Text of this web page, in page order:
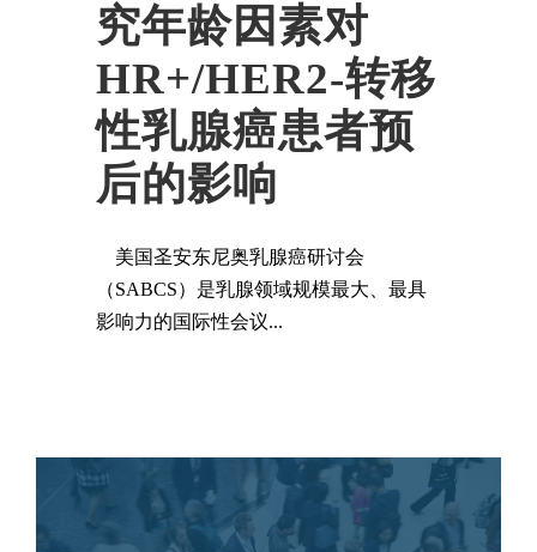
究年龄因素对
HR+/HER2-转移
性乳腺癌患者预
后的影响
美国圣安东尼奥乳腺癌研讨会
（SABCS）是乳腺领域规模最大、最具
影响力的国际性会议...